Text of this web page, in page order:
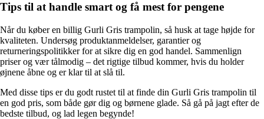
Tips til at handle smart og få mest for pengene
Når du køber en billig Gurli Gris trampolin, så husk at tage højde for
kvaliteten. Undersøg produktanmeldelser, garantier og
returneringspolitikker for at sikre dig en god handel. Sammenlign
priser og vær tålmodig – det rigtige tilbud kommer, hvis du holder
øjnene åbne og er klar til at slå til.
Med disse tips er du godt rustet til at finde din Gurli Gris trampolin til
en god pris, som både gør dig og børnene glade. Så gå på jagt efter de
bedste tilbud, og lad legen begynde!